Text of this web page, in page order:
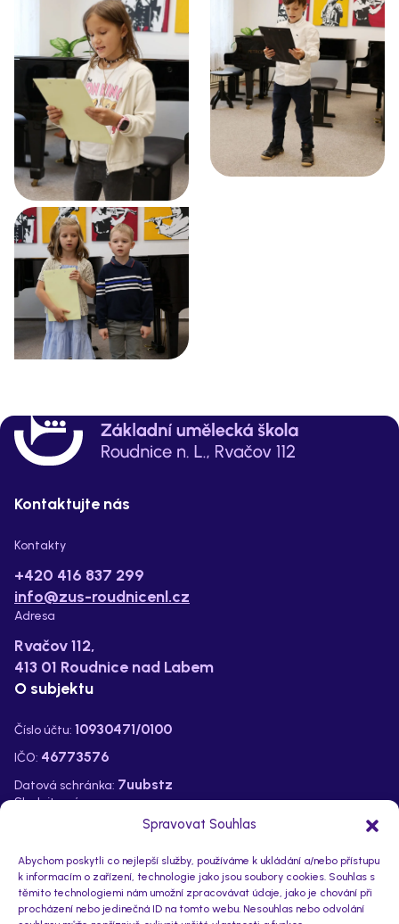
Spravovat Souhlas
Abychom poskytli co nejlepší služby, používáme k ukládání a/nebo přístupu
k informacím o zařízení, technologie jako jsou soubory cookies. Souhlas s
těmito technologiemi nám umožní zpracovávat údaje, jako je chování při
procházení nebo jedinečná ID na tomto webu. Nesouhlas nebo odvolání
Sledujte nás na:
Kontaktujte nás
Kontakty
+420 416 837 299
info@zus-roudnicenl.cz
Adresa
Rvačov 112,
413 01 Roudnice nad Labem
O subjektu
Číslo účtu: 10930471/0100
IČO: 46773576
Datová schránka: 7uubstz